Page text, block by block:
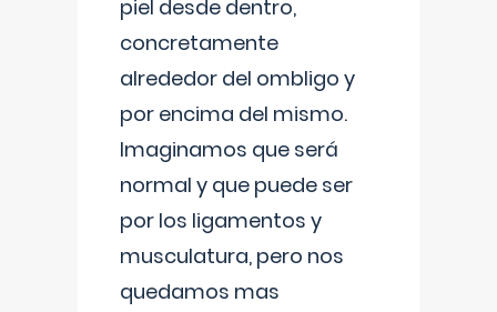
piel desde dentro,
concretamente
alrededor del ombligo y
por encima del mismo.
Imaginamos que será
normal y que puede ser
por los ligamentos y
musculatura, pero nos
quedamos mas